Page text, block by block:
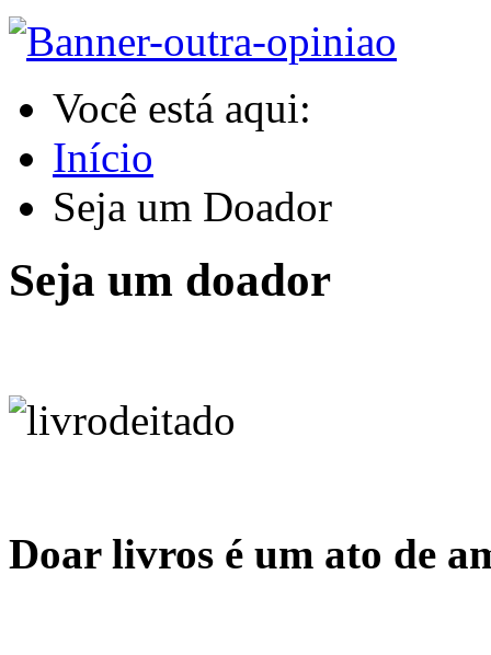
Você está aqui:
Início
Seja um Doador
Seja um doador
Doar livros é um ato de